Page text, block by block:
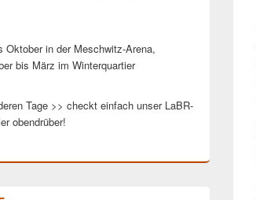
Oktober in der Meschwitz-Arena,
bis März im Winterquartier
Tage >> checkt einfach unser LaBR-
obendrüber!